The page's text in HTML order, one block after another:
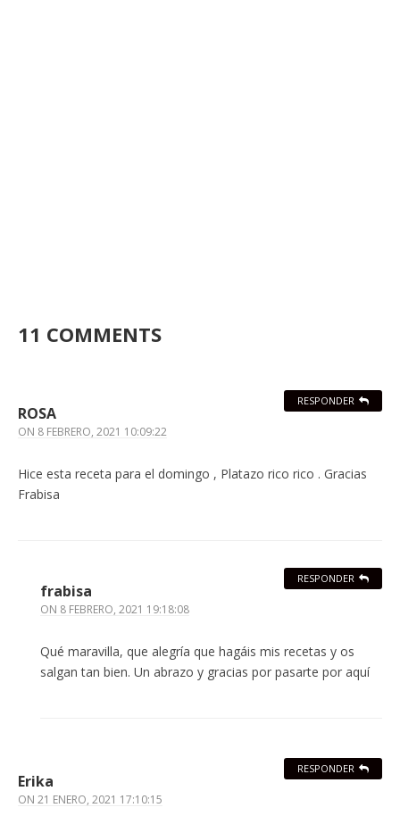
11 COMMENTS
ROSA
ON 8 FEBRERO, 2021 10:09:22
Hice esta receta para el domingo , Platazo rico rico . Gracias
Frabisa
RESPONDER
frabisa
ON 8 FEBRERO, 2021 19:18:08
Qué maravilla, que alegría que hagáis mis recetas y os
salgan tan bien. Un abrazo y gracias por pasarte por aquí
RESPONDER
Erika
ON 21 ENERO, 2021 17:10:15
RESPONDER